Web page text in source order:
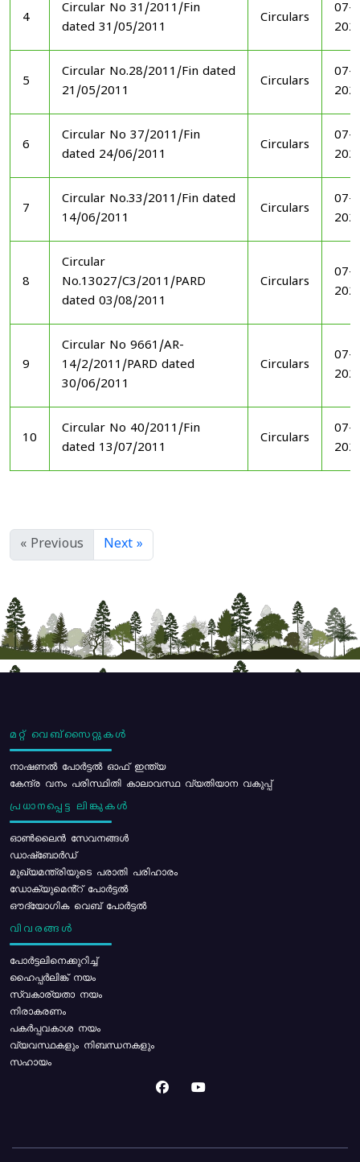
4
Circular No 31/2011/Fin
dated 31/05/2011
Circulars
07-
5
Circular No.28/2011/Fin dated
21/05/2011
Circulars
07-
6
Circular No 37/2011/Fin
dated 24/06/2011
Circulars
07-
7
Circular No.33/2011/Fin dated
14/06/2011
Circulars
07-
8
Circular
No.13027/C3/2011/PARD
dated 03/08/2011
Circulars
07-
9
Circular No 9661/AR-
14/2/2011/PARD dated
30/06/2011
Circulars
07-
10
Circular No 40/2011/Fin
dated 13/07/2011
Circulars
07-
« Previous Next »
മറ്റ് വെബ്സൈറ്റുകൾ
നാഷണൽ പോർട്ടൽ ഓഫ് ഇന്ത്യ
കേന്ദ്ര വനം പരിസ്ഥിതി കാലാവസ്ഥ വ്യതിയാന വകുപ്പ്
പ്രധാനപ്പെട്ട ലിങ്കുകൾ
ഓൺലൈൻ സേവനങ്ങൾ
ഡാഷ്ബോർഡ്
മുഖ്യമന്ത്രിയുടെ പരാതി പരിഹാരം
ഡോക്യുമെൻ്റ് പോർട്ടൽ
ഔദ്യോഗിക വെബ് പോർട്ടൽ
വിവരങ്ങൾ
പോര്‍ട്ടലിനെക്കുറിച്ച്
ഹൈപ്പർലിങ്ക് നയം
സ്വകാര്യതാ നയം
നിരാകരണം
പകർപ്പവകാശ നയം
വ്യവസ്ഥകളും നിബന്ധനകളും
സഹായം